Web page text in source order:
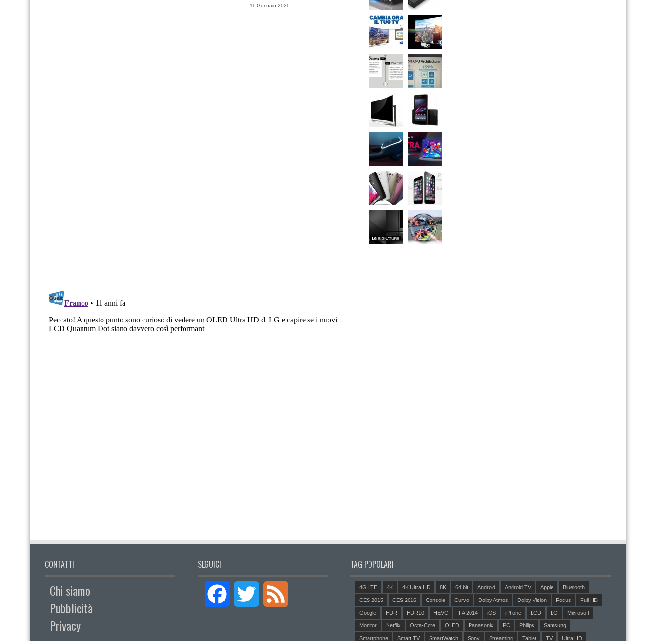
11 Gennaio 2021
CONTATTI
Chi siamo
Pubblicità
Privacy
SEGUICI
Facebook Twitter
TAG POPOLARI
4G LTE 4K 4K Ultra HD 8K 64 bit Android Android TV Apple Bluetooth
CES 2015 CES 2016 Console Curvo Dolby Atmos Dolby Vision Focus Full HD
Google HDR HDR10 HEVC IFA 2014 iOS iPhone LCD LG Microsoft
Monitor Netflix Octa-Core OLED Panasonic PC Philips Samsung
Smartphone Smart TV SmartWatch Sony Streaming Tablet TV Ultra HD